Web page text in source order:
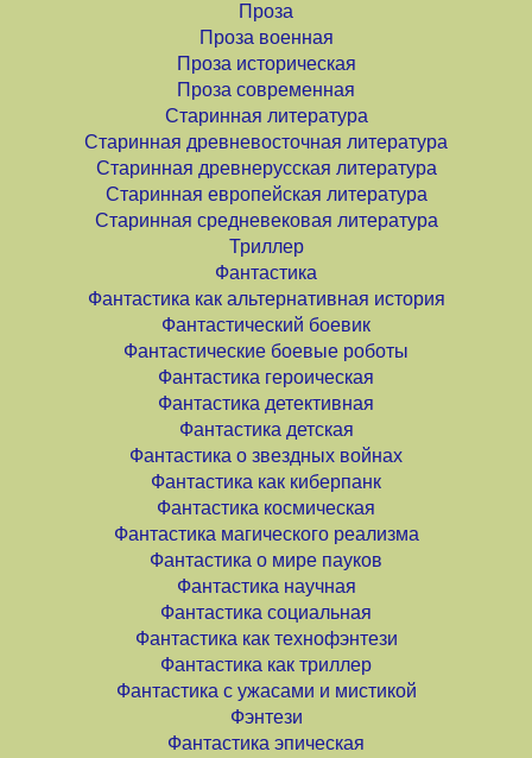
Проза
Проза военная
Проза историческая
Проза современная
Старинная литература
Старинная древневосточная литература
Старинная древнерусская литература
Старинная европейская литература
Старинная средневековая литература
Триллер
Фантастика
Фантастика как альтернативная история
Фантастический боевик
Фантастические боевые роботы
Фантастика героическая
Фантастика детективная
Фантастика детская
Фантастика о звездных войнах
Фантастика как киберпанк
Фантастика космическая
Фантастика магического реализма
Фантастика о мире пауков
Фантастика научная
Фантастика социальная
Фантастика как технофэнтези
Фантастика как триллер
Фантастика с ужасами и мистикой
Фэнтези
Фантастика эпическая